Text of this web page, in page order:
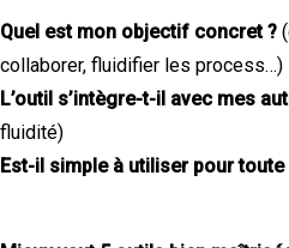
Quel est mon objectif concret ?
collaborer, fluidifier les process…)
L’outil s’intègre-t-il avec mes
fluidité)
Est-il simple à utiliser pour toute